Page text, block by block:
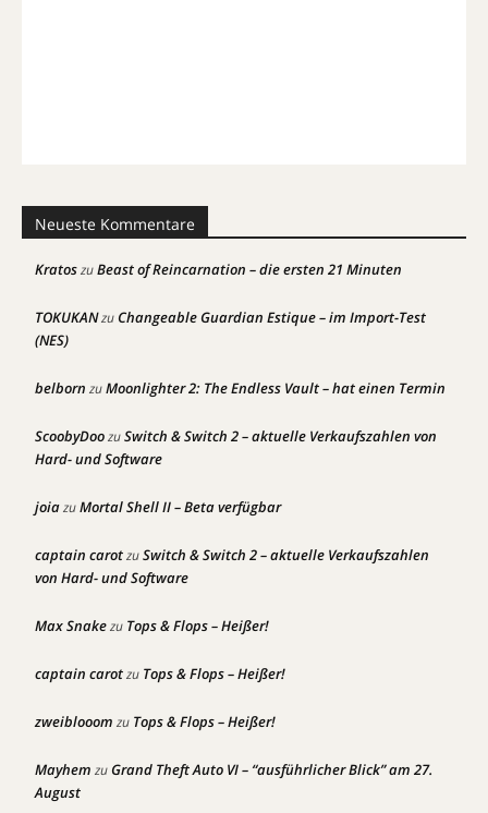
Neueste Kommentare
KratoszuBeast of Reincarnation – die ersten 21 Minuten
TOKUKANzuChangeable Guardian Estique – im Import-Test
(NES)
belborn zuMoonlighter 2: The Endless Vault – hat einen Termin
ScoobyDoozuSwitch & Switch 2 – aktuelle Verkaufszahlen von
Hard- und Software
joiazuMortal Shell II – Beta verfügbar
captain carotzuSwitch & Switch 2 – aktuelle Verkaufszahlen
von Hard- und Software
Max Snakezu Tops & Flops – Heißer!
captain carotzu Tops & Flops – Heißer!
zweiblooom zu Tops & Flops – Heißer!
Mayhem zuGrand Theft Auto VI – “ausführlicher Blick” am 27.
August